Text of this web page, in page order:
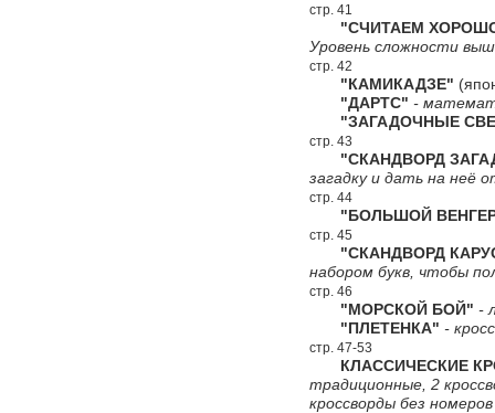
стр. 41
"СЧИТАЕМ
Уровень сложности
стр. 42
"КАМИКАДЗЕ"
"ДАРТС" -
"ЗАГАДОЧНЫЕ
стр. 43
"СКАНДВОРД
загадку и дать на неё
стр. 44
"БОЛЬШОЙ
стр. 45
"СКАНДВОРД
набором букв, чтобы
стр. 46
"МОРСКОЙ БОЙ" -
"ПЛЕТЕНКА" -
стр. 47-53
КЛАССИЧЕСКИЕ
традиционные, 2
кроссворды без